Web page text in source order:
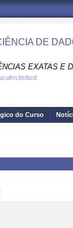
DE
EXATAS E
bcd
do Curso